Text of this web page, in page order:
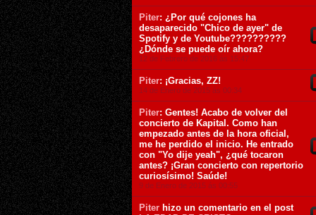
Piter: ¿Por qué cojones ha
desaparecido "Chico de ayer" de
Spotify y de Youtube??????????
¿Dónde se puede oír ahora?
12 de Febrero de 2016 ás 15:47
Piter: ¡Gracias, ZZ!
14 de Enero de 2015 ás 00:34
Piter: Gentes! Acabo de volver del
concierto de Kapital. Como han
empezado antes de la hora oficial,
me he perdido el inicio. He entrado
con "Yo dije yeah", ¿qué tocaron
antes? ¡Gran concierto con repertorio
curiosísimo! Saúde!
9 de Enero de 2015 ás 00:55
Piter hizo un comentario en el post